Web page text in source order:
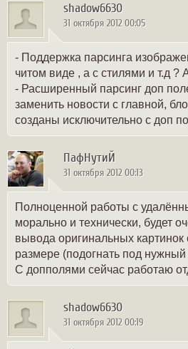
shadow6630
31 октября 2012 00:05
- Поддержка парсинга
читом виде , а с стилями и т.д ?
- Расширенный парсинг доп
заменить новости с главной,
созданы исключительно с доп
ПафНутиЙ
31 октября 2012 00:13
Полноценной работы с
морально и технически, будет
вывода оригинальных
размере (подогнать под
С допполями сейчас работаю
shadow6630
31 октября 2012 00:19